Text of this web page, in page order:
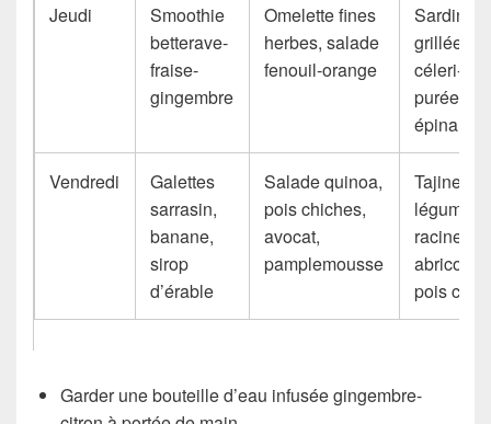
Jeudi
Smoothie
betterave-
fraise-
gingembre
Omelette fines
herbes, salade
fenouil-orange
Sardines
grillées,
céleri-
purée,
épinards
Vendredi
Galettes
sarrasin,
banane,
sirop
d’érable
Salade quinoa,
pois chiches,
avocat,
pamplemousse
Tajine
légumes
racines,
abricots
pois
Garder une bouteille d’eau infusée gingembre-